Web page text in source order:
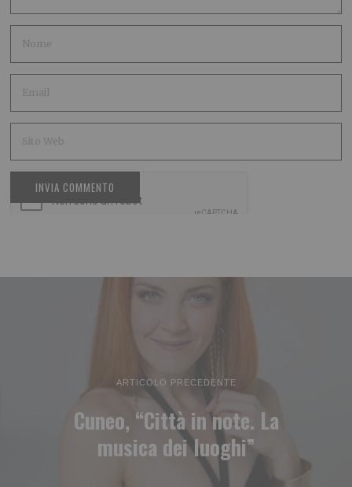
ARTICOLO PRECEDENTE
Cuneo, “Città in note. La
musica dei luoghi”